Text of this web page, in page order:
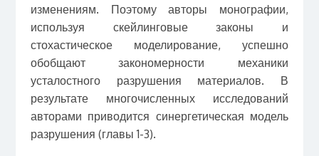
изменениям. Поэтому авторы монографии,
используя скейлинговые законы и
стохастическое моделирование, успешно
обобщают закономерности механики
усталостного разрушения материалов. В
результате многочисленных исследований
авторами приводится синергетическая модель
разрушения (главы 1-3).